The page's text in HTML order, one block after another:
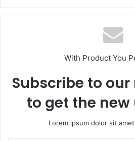
With Product You
Subscribe to
to get the
Lorem ipsum dolor sit